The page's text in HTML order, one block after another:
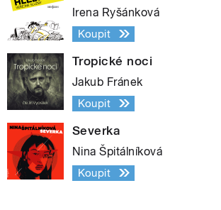
Irena Ryšánková
Koupit
Tropické noci
Jakub Fránek
Koupit
Severka
Nina Špitálníková
Koupit